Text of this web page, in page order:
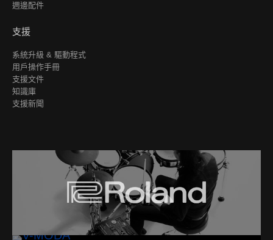
週邊配件
支援
系統升級 & 驅動程式
用戶操作手冊
支援文件
知識庫
支援新聞